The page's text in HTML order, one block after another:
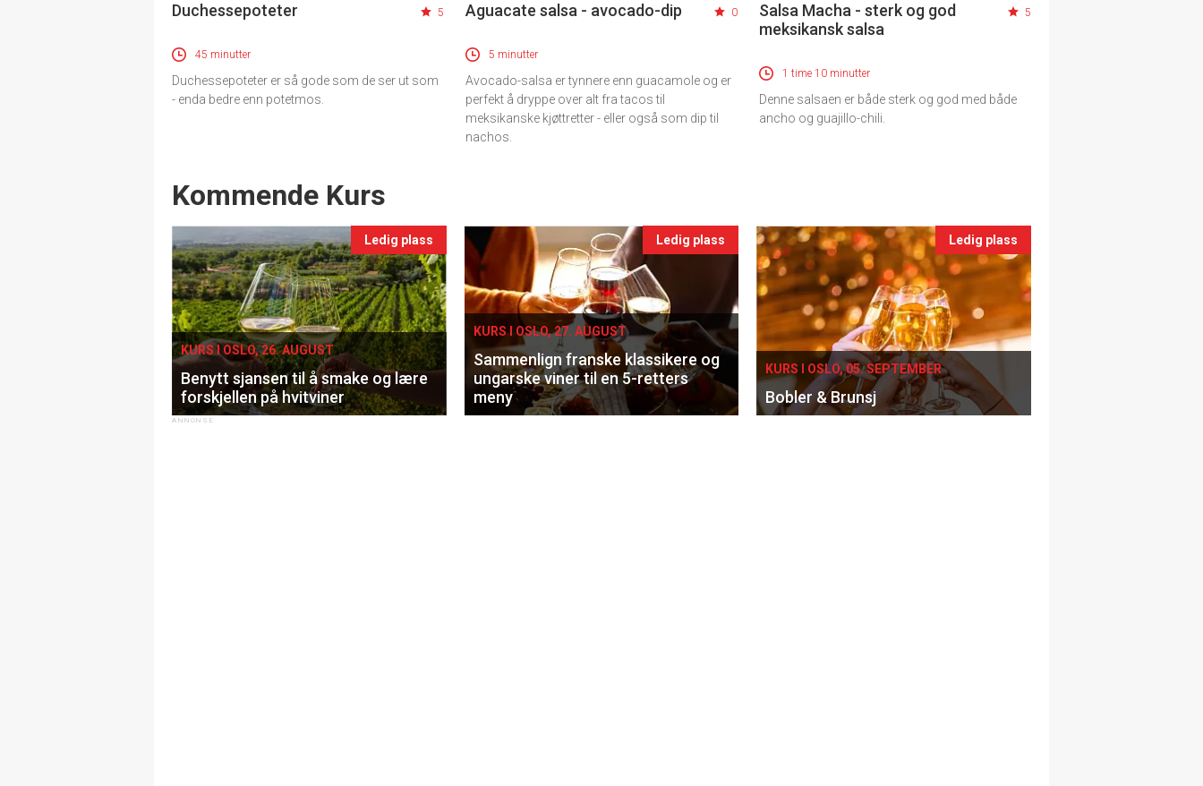
Duchessepoteter 5
45 minutter
Duchessepoteter er så gode som de ser ut som
- enda bedre enn potetmos.
Aguacate salsa - avocado-dip 0
5 minutter
Avocado-salsa er tynnere enn guacamole og er
perfekt å dryppe over alt fra tacos til
meksikanske kjøttretter - eller også som dip til
nachos.
Salsa Macha - sterk og god
meksikansk salsa
5
1 time 10 minutter
Denne salsaen er både sterk og god med både
ancho og guajillo-chili.
Events
Kommende Kurs
Ledig plass
KURS I OSLO, 26. AUGUST
Benytt sjansen til å smake og lære
forskjellen på hvitviner
Ledig plass
KURS I OSLO, 27. AUGUST
Sammenlign franske klassikere og
ungarske viner til en 5-retters
meny
Ledig plass
KURS I OSLO, 05. SEPTEMBER
Bobler & Brunsj